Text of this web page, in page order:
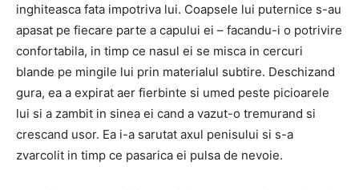
inghiteasca fata impotriva lui. Coapsele lui puternice s-au
apasat pe fiecare parte a capului ei – facandu-i o potrivire
confortabila, in timp ce nasul ei se misca in cercuri
blande pe mingile lui prin materialul subtire. Deschizand
gura, ea a expirat aer fierbinte si umed peste picioarele
lui si a zambit in sinea ei cand a vazut-o tremurand si
crescand usor. Ea i-a sarutat axul penisului si s-a
zvarcolit in timp ce pasarica ei pulsa de nevoie.